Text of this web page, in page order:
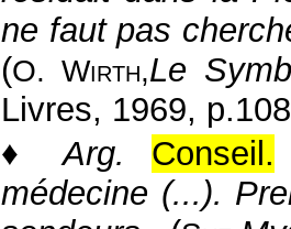
ne faut pas
(O. Wirth,Le
Livres, 1969,
♦Arg.
Conseil.
médecine (...).